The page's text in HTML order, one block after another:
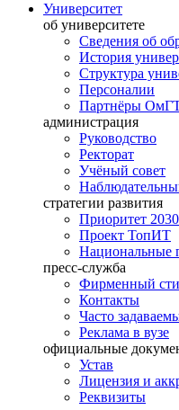
Университет
об университете
Сведения об
История
Структура
Персоналии
Партнёры
администрация
Руководство
Ректорат
Учёный совет
стратегии развития
Приоритет 2030
Проект ТопИТ
Национальные
пресс-служба
Фирменный
Контакты
Часто
Реклама в вузе
официальные
Устав
Лицензия и
Реквизиты